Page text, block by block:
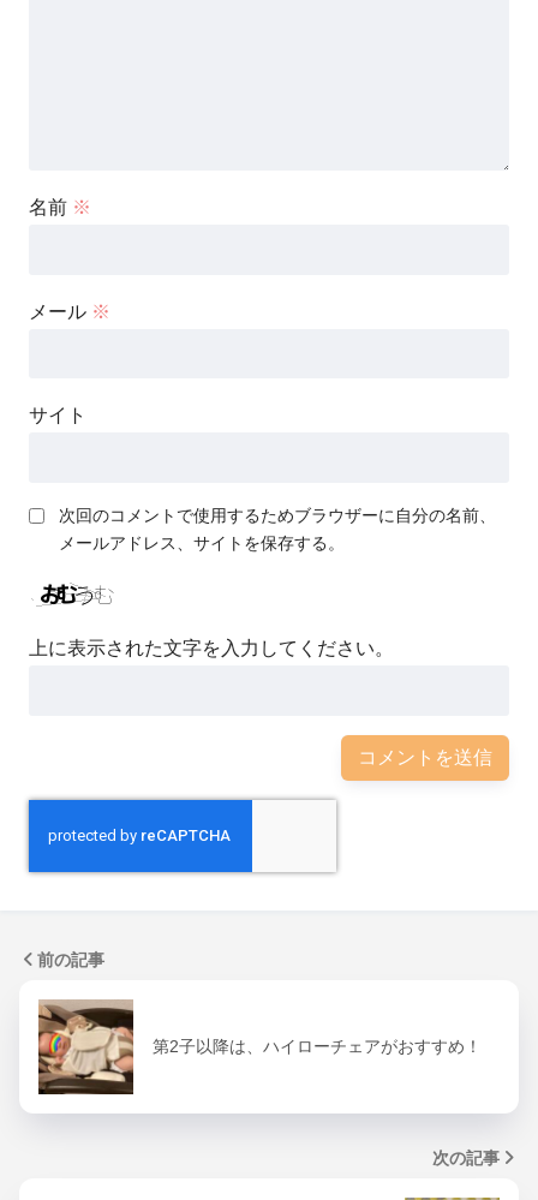
名前 ※
メール ※
サイト
次回のコメントで使用するためブラウザーに自分の名前、
メールアドレス、サイトを保存する。
上に表示された文字を入力してください。
前の記事
第2子以降は、ハイローチェアがおすすめ！
次の記事